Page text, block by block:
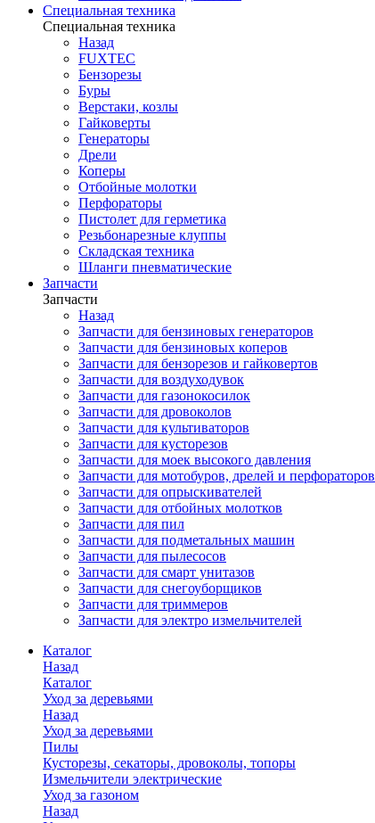
Специальная техника
Специальная техника
Назад
FUXTEC
Бензорезы
Буры
Верстаки, козлы
Гайковерты
Генераторы
Дрели
Коперы
Отбойные молотки
Перфораторы
Пистолет для герметика
Резьбонарезные клуппы
Складская техника
Шланги пневматические
Запчасти
Запчасти
Назад
Запчасти для бензиновых генераторов
Запчасти для бензиновых коперов
Запчасти для бензорезов и гайковертов
Запчасти для воздуходувок
Запчасти для газонокосилок
Запчасти для дровоколов
Запчасти для культиваторов
Запчасти для кусторезов
Запчасти для моек высокого давления
Запчасти для мотобуров, дрелей и перфораторов
Запчасти для опрыскивателей
Запчасти для отбойных молотков
Запчасти для пил
Запчасти для подметальных машин
Запчасти для пылесосов
Запчасти для смарт унитазов
Запчасти для снегоуборщиков
Запчасти для триммеров
Запчасти для электро измельчителей
Каталог
Назад
Каталог
Уход за деревьями
Назад
Уход за деревьями
Пилы
Кусторезы, секаторы, дровоколы, топоры
Измельчители электрические
Уход за газоном
Назад